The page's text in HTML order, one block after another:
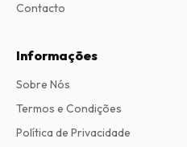
Contacto
Informações
Sobre Nós
Termos e Condições
Política de Privacidade